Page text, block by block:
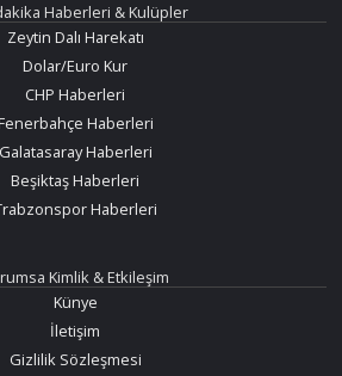
Haberleri & Kulüpler
Zeytin Dalı Harekatı
Dolar/Euro Kur
CHP Haberleri
Haberleri
Galatasaray Haberleri
Beşiktaş Haberleri
Haberleri
Kimlik & Etkileşim
Künye
İletişim
Gizlilik Sözleşmesi